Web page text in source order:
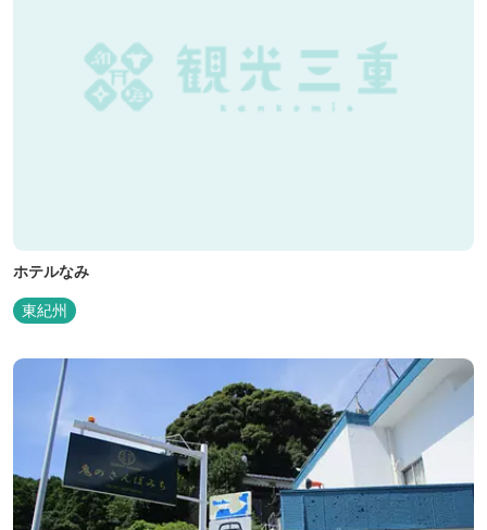
ホテルなみ
東紀州